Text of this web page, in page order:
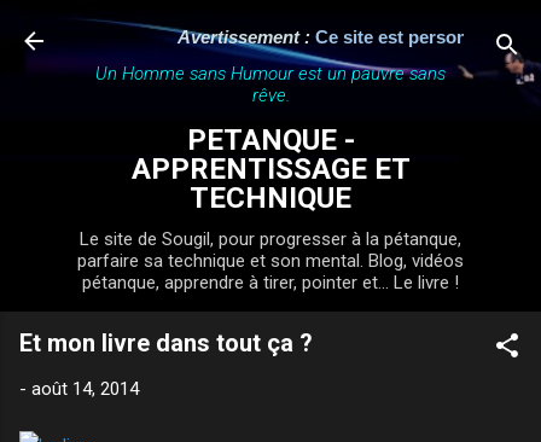
Accéder au contenu principal
Avertissement : Ce site est personnel,
Un Homme sans Humour est un pauvre sans
rêve.
PETANQUE -
APPRENTISSAGE ET
TECHNIQUE
Le site de Sougil, pour progresser à la pétanque,
parfaire sa technique et son mental. Blog, vidéos
pétanque, apprendre à tirer, pointer et... Le livre !
Et mon livre dans tout ça ?
- août 14, 2014